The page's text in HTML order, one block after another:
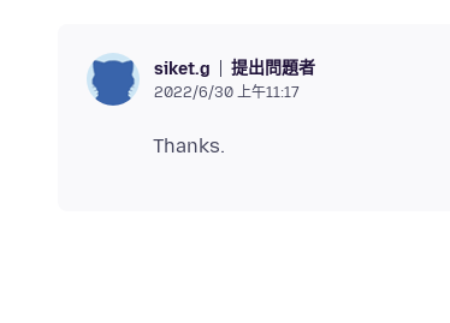
siket.g 提出問題者
2022/6/30 上午11:17